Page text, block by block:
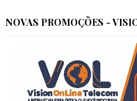
NOVAS PROMOÇÕES -